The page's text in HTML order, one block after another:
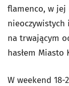
flamenco, w jej
nieoczywistych
na trwającym
hasłem Miasto
W weekend